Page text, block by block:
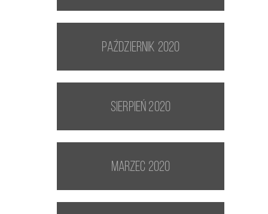
październik 2020
sierpień 2020
marzec 2020